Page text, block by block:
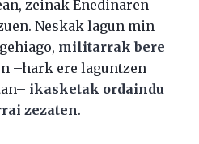
zeinak Enedinaren
Neskak lagun min
militarrak bere
–hark ere laguntzen
ikasketak ordaindu
zezaten.